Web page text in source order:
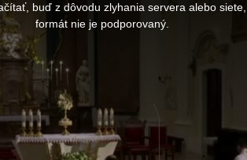
buď z dôvodu zlyhania servera alebo
formát nie je podporovaný.